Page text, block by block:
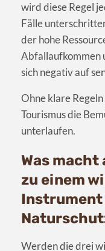
wird diese Regel
Fälle
der hohe
Abfallaufkommen
sich negativ auf
Ohne klare
Tourismus die
unterlaufen.
Was macht
zu einem
Instrument
Werden die drei